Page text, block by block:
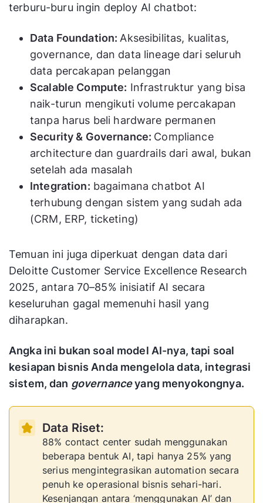
terburu-buru ingin deploy AI chatbot:
Data Foundation: Aksesibilitas, kualitas,
governance, dan data lineage dari seluruh
data percakapan pelanggan
Scalable Compute: Infrastruktur yang bisa
naik-turun mengikuti volume percakapan
tanpa harus beli hardware permanen
Security & Governance: Compliance
architecture dan guardrails dari awal, bukan
setelah ada masalah
Integration: bagaimana chatbot AI
terhubung dengan sistem yang sudah ada
(CRM, ERP, ticketing)
Temuan ini juga diperkuat dengan data dari
Deloitte Customer Service Excellence Research
2025, antara 70–85% inisiatif AI secara
keseluruhan gagal memenuhi hasil yang
diharapkan.
Angka ini bukan soal model AI-nya, tapi soal
kesiapan bisnis Anda mengelola data, integrasi
sistem, dan governanceyang menyokongnya.
Data Riset:
88% contact center sudah menggunakan
beberapa bentuk AI, tapi hanya 25% yang
serius mengintegrasikan automation secara
penuh ke operasional bisnis sehari-hari.
Kesenjangan antara ‘menggunakan AI’ dan